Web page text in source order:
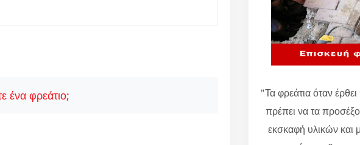
ένα φρεάτιο;
"Τα φρεάτια όταν
πρέπει να τα
εκσκαφή υλικών και